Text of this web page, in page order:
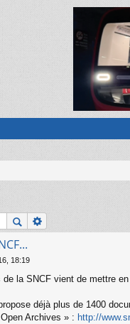
18:19
la SNCF vient de mettre
déjà plus de 1400
Archives » : http://